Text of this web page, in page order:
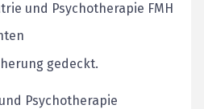
und Psychotherapie FMH
gedeckt.
Psychotherapie